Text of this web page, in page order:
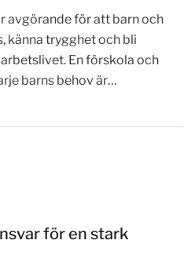
avgörande för att barn och
känna trygghet och bli
En förskola och
barns behov är…
för en stark